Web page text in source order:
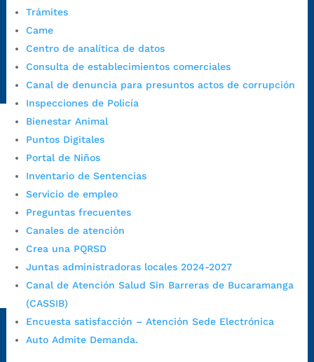
Trámites
Came
Centro de analítica de datos
Consulta de establecimientos comerciales
Canal de denuncia para presuntos actos de corrupción
Inspecciones de Policía
Bienestar Animal
Puntos Digitales
Portal de Niños
Inventario de Sentencias
Servicio de empleo
Preguntas frecuentes
Canales de atención
Crea una PQRSD
Juntas administradoras locales 2024-2027
Canal de Atención Salud Sin Barreras de Bucaramanga
(CASSIB)
Encuesta satisfacción – Atención Sede Electrónica
Auto Admite Demanda.
Alcaldía de Bucaramanga
@AlcaldíaBGA
PrensaBucaramanga
Autorización de Tratamiento de Datos Personales |
condiciones de uso|